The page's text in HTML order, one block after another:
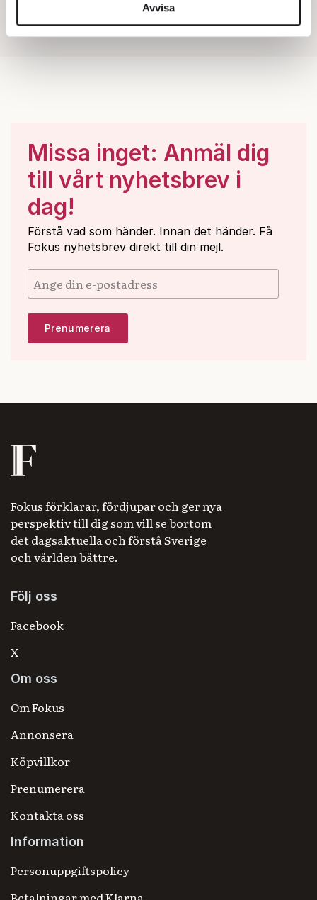
information från din enhet till de sociala medier och
annons- och analysföretag som vi samarbetar med.
Dessa kan i sin tur kombinera informationen med annan
Avvisa
Missa inget: Anmäl dig
till vårt nyhetsbrev i
dag!
Förstå vad som händer. Innan det händer. Få
Fokus nyhetsbrev direkt till din mejl.
Fokus förklarar, fördjupar och ger nya
perspektiv till dig som vill se bortom
det dagsaktuella och förstå Sverige
och världen bättre.
Följ oss
Facebook
X
Om oss
Om Fokus
Annonsera
Köpvillkor
Prenumerera
Kontakta oss
Information
Personuppgiftspolicy